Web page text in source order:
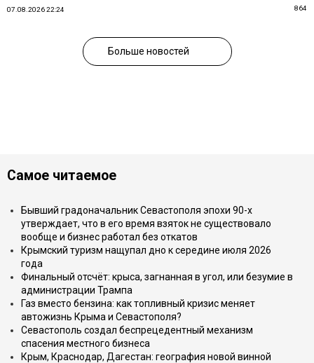
07.08.2026 22:24 864
Больше новостей
Самое читаемое
Бывший градоначальник Севастополя эпохи 90-х
утверждает, что в его время взяток не существовало
вообще и бизнес работал без откатов
Крымский туризм нащупал дно к середине июля 2026
года
Финальный отсчёт: крыса, загнанная в угол, или безумие в
администрации Трампа
Газ вместо бензина: как топливный кризис меняет
автожизнь Крыма и Севастополя?
Севастополь создал беспрецедентный механизм
спасения местного бизнеса
Крым, Краснодар, Дагестан: география новой винной